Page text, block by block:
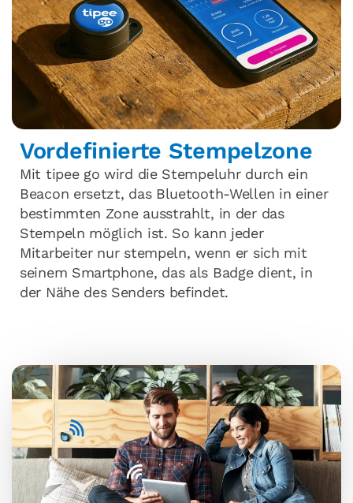
Vordefinierte Stempelzone
Mit tipee go wird die Stempeluhr durch ein
Beacon ersetzt, das Bluetooth-Wellen in einer
bestimmten Zone ausstrahlt, in der das
Stempeln möglich ist. So kann jeder
Mitarbeiter nur stempeln, wenn er sich mit
seinem Smartphone, das als Badge dient, in
der Nähe des Senders befindet.